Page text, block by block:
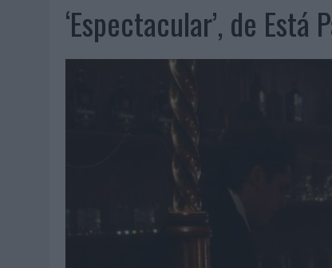
|
PATRÓN CONVIERTE EL NUEVO SINGLE DE
07/08/2026
EL VERANO PONE A PRUEBA LA ESTRATEGIA
VUELING CONVIERTE LOS RECUERDOS EN
CUANDO SE APAGUE EL SOL, EL ECLIPSE DE
‘LA VUELTA’, DE FENOMENAL PARA MÁLAGA CF
SIETE DE CADA DIEZ EMPRESAS ESPAÑOLAS NO
LA TELEVISIÓN SIGUE LIDERANDO EL CONSUMO
EL USO DE LA IA GENERATIVA ALCANZA YA AL 62%
SYSTEM1 NOMBRA A KIMBERLY BASTONI COMO
FRIGO Y UNIQLO LANZAN UNA COLECCIÓN
‘Espectacular’, de